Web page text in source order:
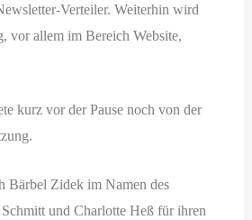
Verteiler. Weiterhin wird
vor allem im Bereich Website,
kurz vor der Pause noch von der
Bärbel Zidek im Namen des
und Charlotte Heß für ihren